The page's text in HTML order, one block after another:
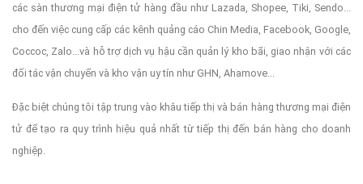
các sàn thương mại điện tử hàng đầu như Lazada, Shopee, Tiki, Sendo...
cho đến việc cung cấp các kênh quảng cáo Chin Media, Facebook, Google,
Coccoc, Zalo...và hỗ trợ dịch vụ hậu cần quản lý kho bãi, giao nhận với các
đối tác vận chuyển và kho vận uy tín như GHN, Ahamove...
Đặc biệt chúng tôi tập trung vào khâu tiếp thị và bán hàng thương mại điện
tử để tạo ra quy trình hiệu quả nhất từ tiếp thị đến bán hàng cho doanh
nghiệp.